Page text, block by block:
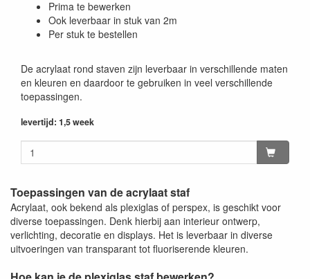
Prima te bewerken
Ook leverbaar in stuk van 2m
Per stuk te bestellen
De acrylaat rond staven zijn leverbaar in verschillende maten
en kleuren en daardoor te gebruiken in veel verschillende
toepassingen.
levertijd: 1,5 week
Toepassingen van de acrylaat staf
Acrylaat, ook bekend als plexiglas of perspex, is geschikt voor
diverse toepassingen. Denk hierbij aan interieur ontwerp,
verlichting, decoratie en displays. Het is leverbaar in diverse
uitvoeringen van transparant tot fluoriserende kleuren.